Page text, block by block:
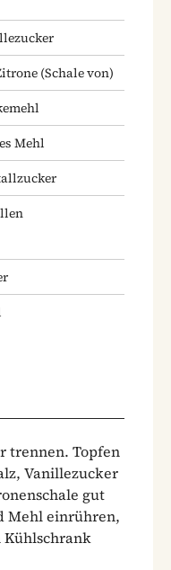
(Schale von)
Mehl
trennen. Topfen
Vanillezucker
gut
Mehl einrühren,
Kühlschrank